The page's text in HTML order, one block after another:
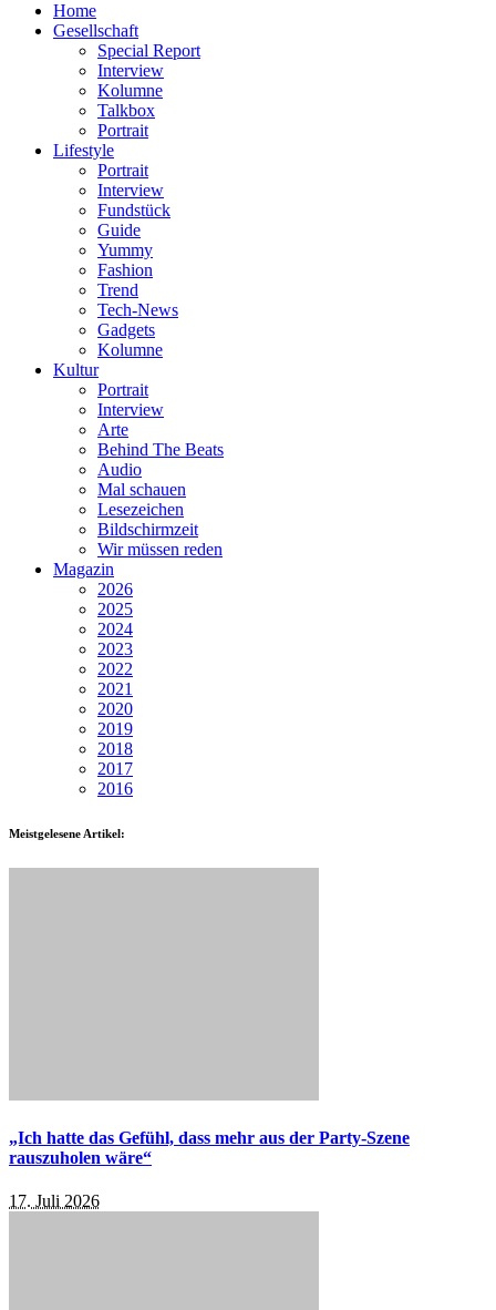
Home
Gesellschaft
Special Report
Interview
Kolumne
Talkbox
Portrait
Lifestyle
Portrait
Interview
Fundstück
Guide
Yummy
Fashion
Trend
Tech-News
Gadgets
Kolumne
Kultur
Portrait
Interview
Arte
Behind The Beats
Audio
Mal schauen
Lesezeichen
Bildschirmzeit
Wir müssen reden
Magazin
2026
2025
2024
2023
2022
2021
2020
2019
2018
2017
2016
Meistgelesene Artikel:
„Ich hatte das Gefühl, dass mehr aus der Party-Szene
rauszuholen wäre“
17. Juli 2026